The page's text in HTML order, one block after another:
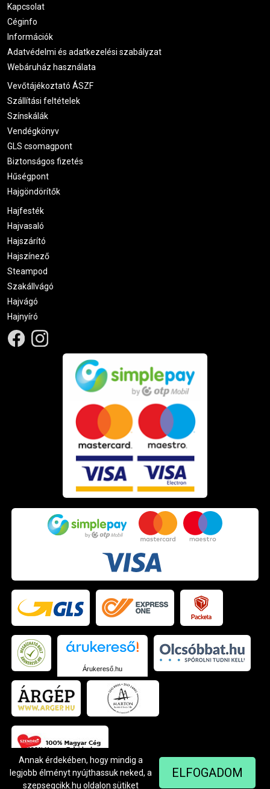
Kapcsolat
Céginfo
Információk
Adatvédelmi és adatkezelési szabályzat
Webáruház használata
Vevőtájékoztató ÁSZF
Szállítási feltételek
Színskálák
Vendégkönyv
GLS csomagpont
Biztonságos fizetés
Hűségpont
Hajgöndörítők
Hajfesték
Hajvasaló
Hajszárító
Hajszínező
Steampod
Szakállvágó
Hajvágó
Hajnyíró
Árukereső.hu
© Szendrei Kft - 1042 Budapest, Árpád út 94.
ELFOGADOM
Annak érdekében, hogy mindig a
legjobb élményt nyújthassuk neked, a
szepsegcikk.hu oldalon sütiket